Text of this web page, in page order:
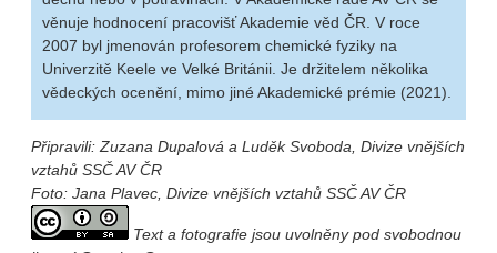
věnuje hodnocení pracovišť Akademie věd ČR. V roce
2007 byl jmenován profesorem chemické fyziky na
Univerzitě Keele ve Velké Británii. Je držitelem několika
vědeckých ocenění, mimo jiné Akademické prémie (2021).
Připravili: Zuzana Dupalová a Luděk Svoboda, Divize vnějších
vztahů SSČ AV ČR
Foto: Jana Plavec, Divize vnějších vztahů SSČ AV ČR
Text a fotografie jsou uvolněny pod svobodnou